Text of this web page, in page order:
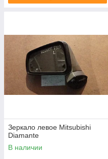
Зеркало левое Mitsubishi
Diamante
В наличии